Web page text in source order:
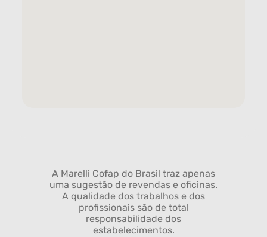
A Marelli Cofap do Brasil traz apenas
uma sugestão de revendas e oficinas.
A qualidade dos trabalhos e dos
profissionais são de total
responsabilidade dos
estabelecimentos.